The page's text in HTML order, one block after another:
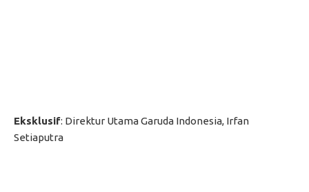
Eksklusif: Direktur Utama Garuda Indonesia, Irfan
Setiaputra